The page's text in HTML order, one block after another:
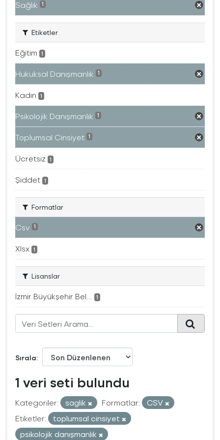
Sağlık 1
Etiketler
Eğitim 1
Hukuksal Danışmanlık 1
Kadın 1
Psikolojik Danışmanlık 1
Toplumsal Cinsiyet 1
Ücretsiz 1
Şiddet 1
Formatlar
Csv 1
Xlsx 1
Lisanslar
İzmir Büyükşehir Bel... 1
Sırala
1 veri seti bulundu
Kategoriler: saglik Formatlar:
CSV
Etiketler:
toplumsal cinsiyet
psikolojik danışmanlık